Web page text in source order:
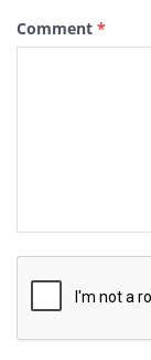
Comment *